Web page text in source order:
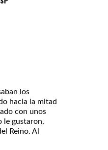
los
hacia la mitad
con unos
le gustaron,
Reino. Al